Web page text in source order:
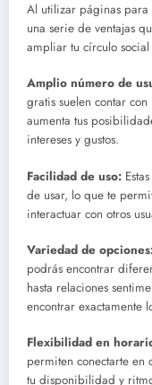
Al utilizar páginas para
una serie de ventajas
ampliar tu círculo
Amplio número de
gratis suelen contar
aumenta tus
intereses y gustos.
Facilidad de uso:
de usar, lo que te
interactuar con otros
Variedad de
podrás encontrar
hasta relaciones
encontrar exactamente
Flexibilidad en
permiten conectarte
tu disponibilidad y